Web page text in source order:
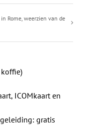
Rome, weerzien van de
ICOMkaart en
gratis